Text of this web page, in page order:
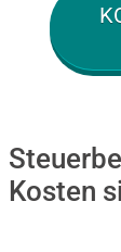
Kosten